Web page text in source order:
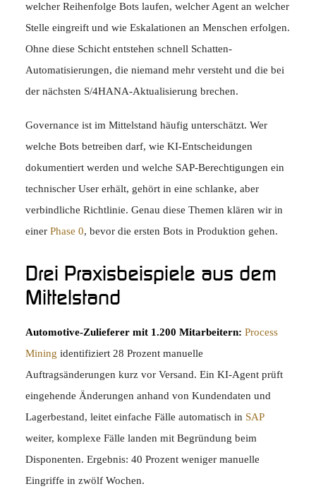
welcher Reihenfolge Bots laufen, welcher Agent an welcher
Stelle eingreift und wie Eskalationen an Menschen erfolgen.
Ohne diese Schicht entstehen schnell Schatten-
Automatisierungen, die niemand mehr versteht und die bei
der nächsten S/4HANA-Aktualisierung brechen.
Governance ist im Mittelstand häufig unterschätzt. Wer
welche Bots betreiben darf, wie KI-Entscheidungen
dokumentiert werden und welche SAP-Berechtigungen ein
technischer User erhält, gehört in eine schlanke, aber
verbindliche Richtlinie. Genau diese Themen klären wir in
einer Phase 0, bevor die ersten Bots in Produktion gehen.
Drei Praxisbeispiele aus dem
Mittelstand
Automotive-Zulieferer mit 1.200 Mitarbeitern: Process
Mining identifiziert 28 Prozent manuelle
Auftragsänderungen kurz vor Versand. Ein KI-Agent prüft
eingehende Änderungen anhand von Kundendaten und
Lagerbestand, leitet einfache Fälle automatisch in SAP
weiter, komplexe Fälle landen mit Begründung beim
Disponenten. Ergebnis: 40 Prozent weniger manuelle
Eingriffe in zwölf Wochen.